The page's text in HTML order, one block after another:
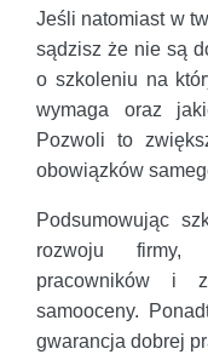
Jeśli natomiast w
sądzisz że nie są
o szkoleniu na
wymaga oraz
Pozwoli to
obowiązków
Podsumowując
rozwoju firmy,
pracowników i
samooceny.
gwarancja dobrej